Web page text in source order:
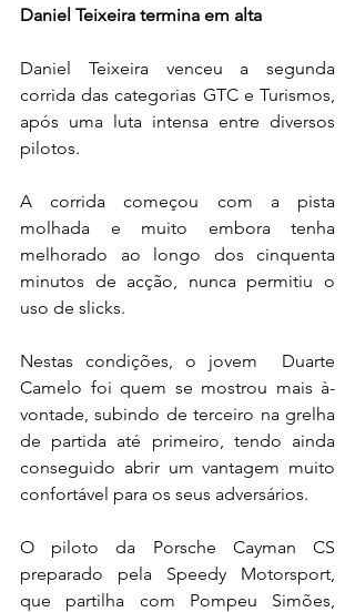
Daniel Teixeira termina em alta
Daniel Teixeira venceu a segunda
corrida das categorias GTC e Turismos,
após uma luta intensa entre diversos
pilotos.
A corrida começou com a pista
molhada e muito embora tenha
melhorado ao longo dos cinquenta
minutos de acção, nunca permitiu o
uso de slicks.
Nestas condições, o jovem  Duarte
Camelo foi quem se mostrou mais à-
vontade, subindo de terceiro na grelha
de partida até primeiro, tendo ainda
conseguido abrir um vantagem muito
confortável para os seus adversários.
O piloto da Porsche Cayman CS
preparado pela Speedy Motorsport,
que partilha com Pompeu Simões,